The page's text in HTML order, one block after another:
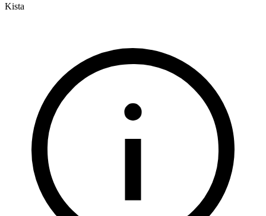
Kista